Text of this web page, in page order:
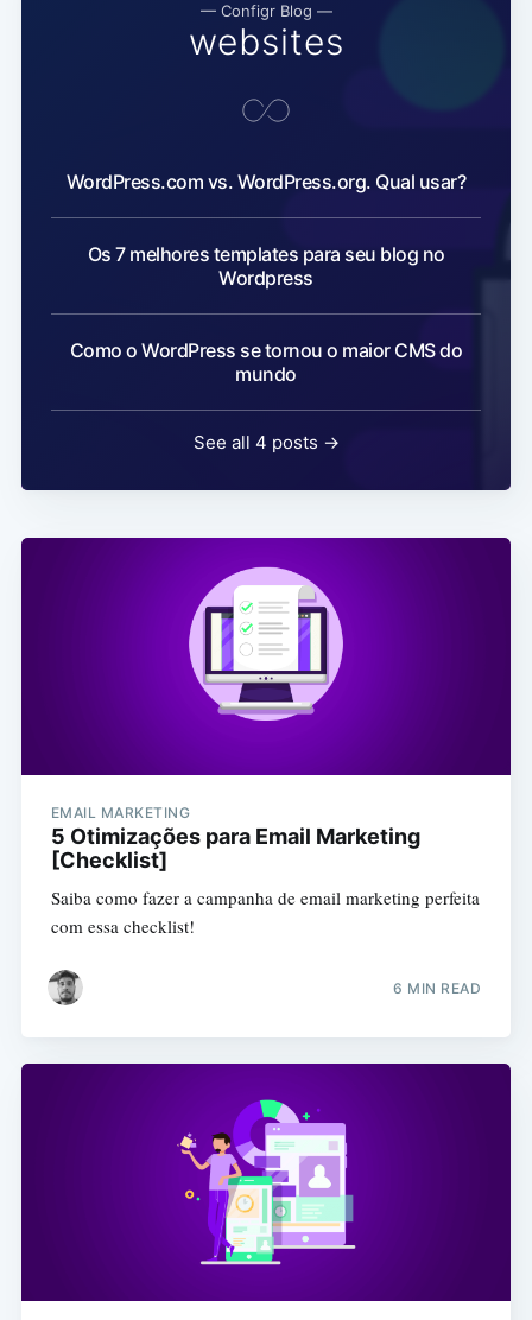
— Configr Blog —
websites
WordPress.com vs. WordPress.org. Qual usar?
Os 7 melhores templates para seu blog no
Wordpress
Como o WordPress se tornou o maior CMS do
mundo
See all 4 posts →
EMAIL MARKETING
5 Otimizações para Email Marketing
[Checklist]
Saiba como fazer a campanha de email marketing perfeita
com essa checklist!
6 MIN READ